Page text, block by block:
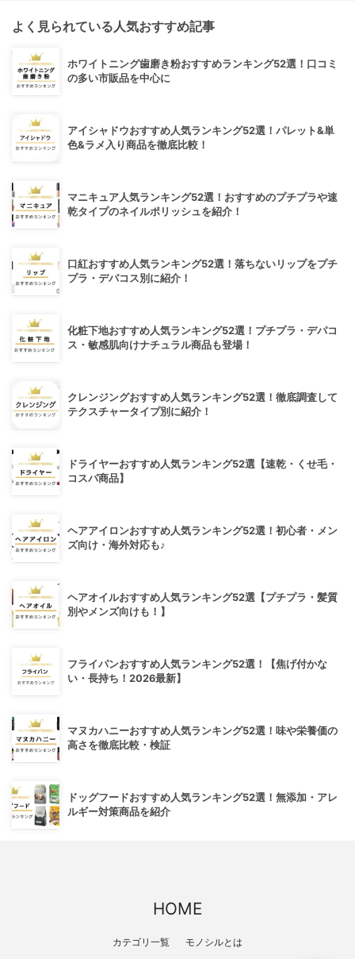
よく見られている人気おすすめ記事
ホワイトニング歯磨き粉おすすめランキング52選！口コミ
の多い市販品を中心に
アイシャドウおすすめ人気ランキング52選！パレット&単
色&ラメ入り商品を徹底比較！
マニキュア人気ランキング52選！おすすめのプチプラや速
乾タイプのネイルポリッシュを紹介！
口紅おすすめ人気ランキング52選！落ちないリップをプチ
プラ・デパコス別に紹介！
化粧下地おすすめ人気ランキング52選！プチプラ・デパコ
ス・敏感肌向けナチュラル商品も登場！
クレンジングおすすめ人気ランキング52選！徹底調査して
テクスチャータイプ別に紹介！
ドライヤーおすすめ人気ランキング52選【速乾・くせ毛・
コスパ商品】
ヘアアイロンおすすめ人気ランキング52選！初心者・メン
ズ向け・海外対応も♪
ヘアオイルおすすめ人気ランキング52選【プチプラ・髪質
別やメンズ向けも！】
フライパンおすすめ人気ランキング52選！【焦げ付かな
い・長持ち！2026最新】
マヌカハニーおすすめ人気ランキング52選！味や栄養価の
高さを徹底比較・検証
ドッグフードおすすめ人気ランキング52選！無添加・アレ
ルギー対策商品を紹介
HOME
カテゴリ一覧 モノシルとは